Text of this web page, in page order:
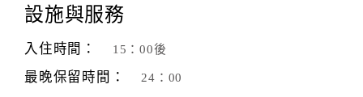
設施與服務
入住時間： 15：00後
最晚保留時間： 24：00